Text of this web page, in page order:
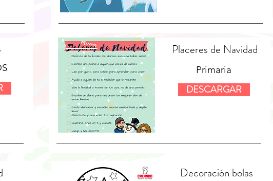
Placeres de Navidad
Primaria
DESCARGAR
Decoración bolas